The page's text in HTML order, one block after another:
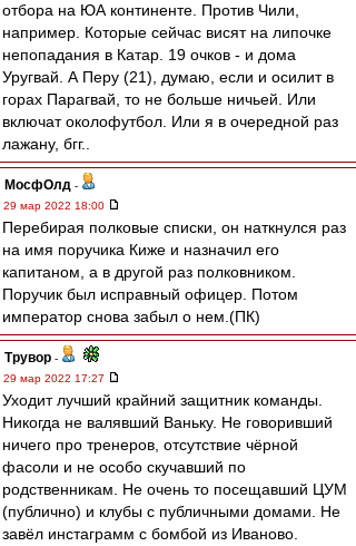
отбора на ЮА континенте. Против Чили,
например. Которые сейчас висят на липочке
непопадания в Катар. 19 очков - и дома
Уругвай. А Перу (21), думаю, если и осилит в
горах Парагвай, то не больше ничьей. Или
включат околофутбол. Или я в очередной раз
лажану, бгг..
МосфОлд -
29 мар 2022 18:00
Перебирая полковые списки, он наткнулся раз
на имя поручика Киже и назначил его
капитаном, а в другой раз полковником.
Поручик был исправный офицер. Потом
император снова забыл о нем.(ПК)
Трувор -
29 мар 2022 17:27
Уходит лучший крайний защитник команды.
Никогда не валявший Ваньку. Не говоривший
ничего про тренеров, отсутствие чёрной
фасоли и не особо скучавший по
родственникам. Не очень то посещавший ЦУМ
(публично) и клубы с публичными домами. Не
завёл инстаграмм с бомбой из Иваново.